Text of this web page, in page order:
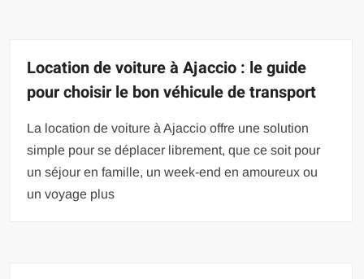
Location de voiture à Ajaccio : le guide
pour choisir le bon véhicule de transport
La location de voiture à Ajaccio offre une solution
simple pour se déplacer librement, que ce soit pour
un séjour en famille, un week-end en amoureux ou
un voyage plus